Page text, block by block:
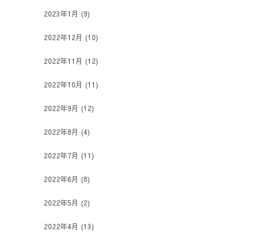
2023年1月 (9)
2022年12月 (10)
2022年11月 (12)
2022年10月 (11)
2022年9月 (12)
2022年8月 (4)
2022年7月 (11)
2022年6月 (8)
2022年5月 (2)
2022年4月 (13)